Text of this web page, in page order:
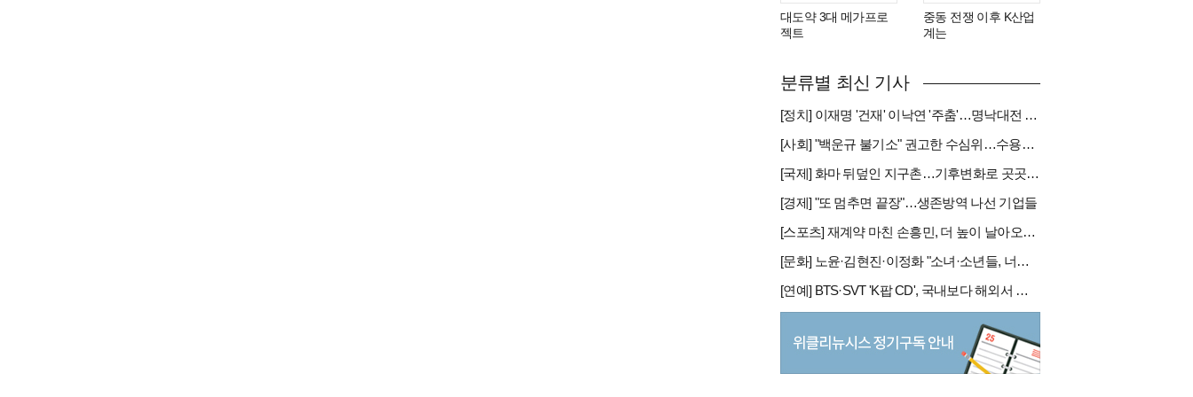
대도약 3대 메가프로
젝트
중동 전쟁 이후 K산업
계는
분류별 최신 기사
[정치] 이재명 '건재' 이낙연 '주춤'…명낙대전 불안한 휴전
[사회] "백운규 불기소" 권고한 수심위…수용땐 줄소송 피할듯
[국제] 화마 뒤덮인 지구촌…기후변화로 곳곳 대형 화재
[경제] "또 멈추면 끝장"…생존방역 나선 기업들
[스포츠] 재계약 마친 손흥민, 더 높이 날아오를까
[문화] 노윤·김현진·이정화 "소녀·소년들, 너희는 혼자가 아니야"
[연예] BTS·SVT 'K팝 CD', 국내보다 해외서 더 팔린다 왜?